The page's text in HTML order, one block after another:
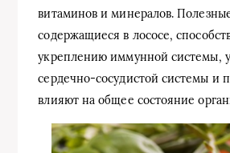
витаминов и минералов.
содержащиеся в лососе,
укреплению иммунной системы,
сердечно-сосудистой системы и
влияют на общее состояние